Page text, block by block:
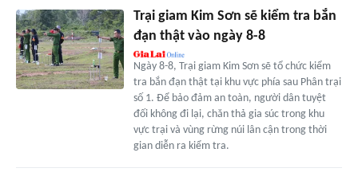
Trại giam Kim Sơn sẽ kiểm tra bắn
đạn thật vào ngày 8-8
Ngày 8-8, Trại giam Kim Sơn sẽ tổ chức kiểm
tra bắn đạn thật tại khu vực phía sau Phân trại
số 1. Để bảo đảm an toàn, người dân tuyệt
đối không đi lại, chăn thả gia súc trong khu
vực trại và vùng rừng núi lân cận trong thời
gian diễn ra kiểm tra.